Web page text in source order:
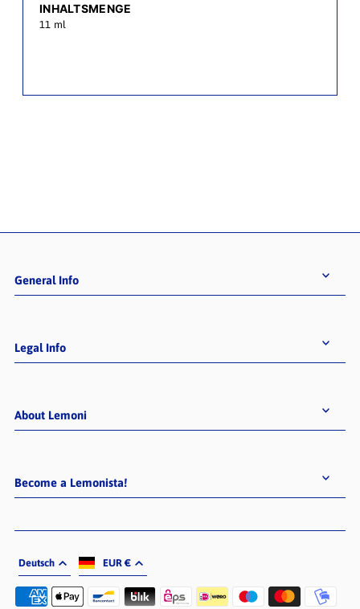
INHALTSMENGE
11 ml
General Info
Legal Info
About Lemoni
Become a Lemonista!
Deutsch EUR €